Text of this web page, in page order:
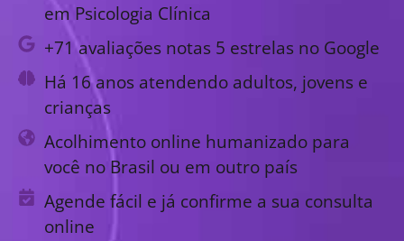
em Psicologia Clínica
+71 avaliações notas 5 estrelas no Google
Há 16 anos atendendo adultos, jovens e
crianças
Acolhimento online humanizado para
você no Brasil ou em outro país
Agende fácil e já confirme a sua consulta
online